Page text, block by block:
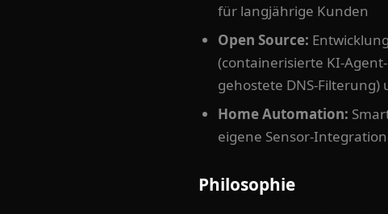
für langjährige Kunden
Open Source:
(containerisierte KI-
gehostete DNS-
Home Automation:
eigene Sensor-
Philosophie